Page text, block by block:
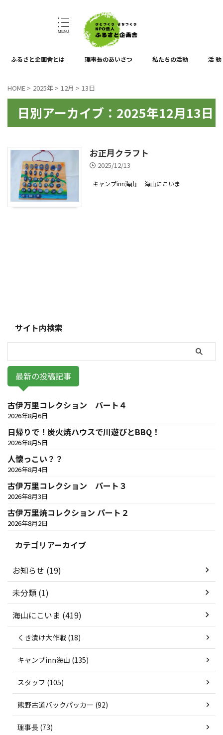
ふるさと企画舎とは 理事長のあいさつ 私たちの活動 活 動
HOME > 2025年 > 12月 > 13日
日別アーカイブ：2025年12月13日
お正月クラフト
2025/12/13
キャンプinn海山 海山にこいま
サイト内検索
最新の投稿記事
古伊万里コレクション パート４
2026年8月6日
日帰りで！炭火焼ハウスで川遊びとBBQ！
2026年8月5日
人懐っこい？？
2026年8月4日
古伊万里コレクション パート３
2026年8月3日
古伊万里焼コレクション パート２
2026年8月2日
カテゴリアーカイブ
お知らせ (19)
未分類 (1)
海山にこいま (419)
くき漬け大作戦 (18)
キャンプinn海山 (135)
スタッフ (105)
熊野古道バックパッカー (92)
理事長 (73)